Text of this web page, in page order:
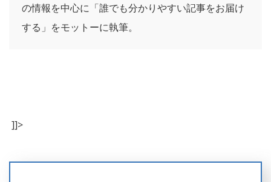
の情報を中心に「誰でも分かりやすい記事をお届け
する」をモットーに執筆。
]]>